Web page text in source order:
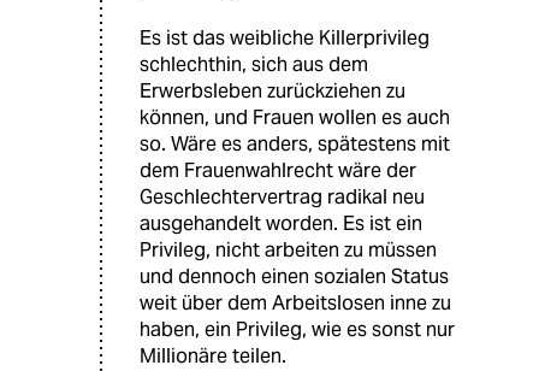
Es ist das weibliche Killerprivileg
schlechthin, sich aus dem
Erwerbsleben zurückziehen zu
können, und Frauen wollen es auch
so. Wäre es anders, spätestens mit
dem Frauenwahlrecht wäre der
Geschlechtervertrag radikal neu
ausgehandelt worden. Es ist ein
Privileg, nicht arbeiten zu müssen
und dennoch einen sozialen Status
weit über dem Arbeitslosen inne zu
haben, ein Privileg, wie es sonst nur
Millionäre teilen.